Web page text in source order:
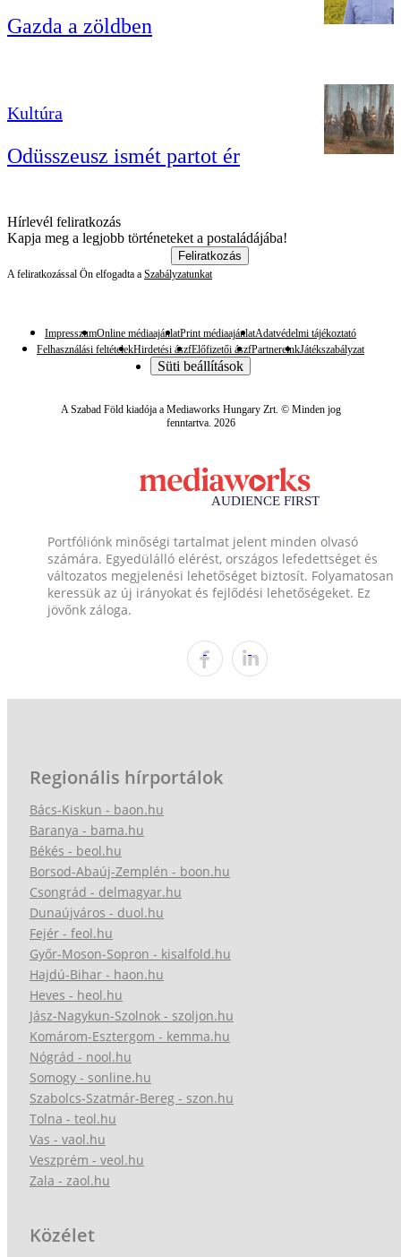
Gazda a zöldben
Kultúra
Odüsszeusz ismét partot ér
Hírlevél feliratkozás
Kapja meg a legjobb történeteket a postaládájába!
Feliratkozás
A feliratkozással Ön elfogadta a Szabályzatunkat
ImpresszumOnline médiaajánlatPrint médiaajánlatAdatvédelmi tájékoztató
Felhasználási feltételekHirdetési ászfElőfizetői ászfPartnereinkJátékszabályzat
Süti beállítások
A Szabad Föld kiadója a Mediaworks Hungary Zrt. © Minden jog
fenntartva. 2026
Portfóliónk minőségi tartalmat jelent minden olvasó
számára. Egyedülálló elérést, országos lefedettséget és
változatos megjelenési lehetőséget biztosít. Folyamatosan
keressük az új irányokat és fejlődési lehetőségeket. Ez
jövőnk záloga.
Regionális hírportálok
Bács-Kiskun - baon.hu
Baranya - bama.hu
Békés - beol.hu
Borsod-Abaúj-Zemplén - boon.hu
Csongrád - delmagyar.hu
Dunaújváros - duol.hu
Fejér - feol.hu
Győr-Moson-Sopron - kisalfold.hu
Hajdú-Bihar - haon.hu
Heves - heol.hu
Jász-Nagykun-Szolnok - szoljon.hu
Komárom-Esztergom - kemma.hu
Nógrád - nool.hu
Somogy - sonline.hu
Szabolcs-Szatmár-Bereg - szon.hu
Tolna - teol.hu
Vas - vaol.hu
Veszprém - veol.hu
Zala - zaol.hu
Közélet